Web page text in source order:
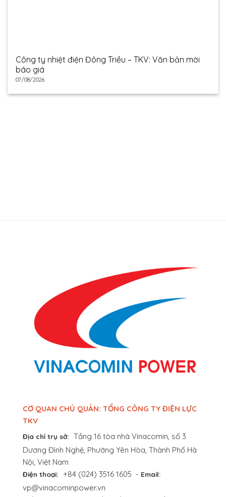
Công ty nhiệt điện Đông Triều – TKV: Văn bản mời
báo giá
07/08/2026
CƠ QUAN CHỦ QUẢN: TỔNG CÔNG TY ĐIỆN LỰC
TKV
Địa chỉ trụ sở: Tầng 16 tòa nhà Vinacomin, số 3
Dương Đình Nghệ, Phường Yên Hòa, Thành Phố Hà
Nội, Việt Nam
Điện thoại: +84 (024) 3516 1605 - Email:
vp@vinacominpower.vn